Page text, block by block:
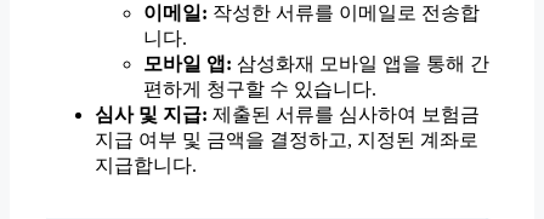
이메일: 작성한 서류를 이메일로 전송합
니다.
모바일 앱: 삼성화재 모바일 앱을 통해 간
편하게 청구할 수 있습니다.
심사 및 지급: 제출된 서류를 심사하여 보험금
지급 여부 및 금액을 결정하고, 지정된 계좌로
지급합니다.